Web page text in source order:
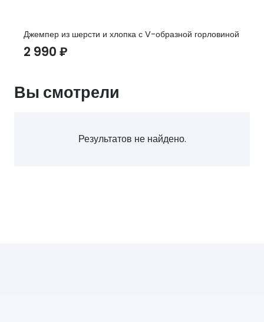
Джемпер из шерсти и хлопка с V-образной горловиной
2 990 ₽
Вы смотрели
Результатов не найдено.